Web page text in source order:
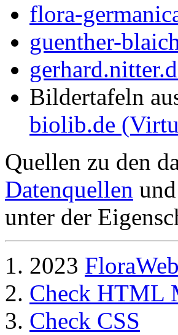
flora-
guenther-
Bildertafeln
biolib.de
Quellen zu den
Datenquellen
unter der
2023 FloraWeb
Check HTML
Check CSS